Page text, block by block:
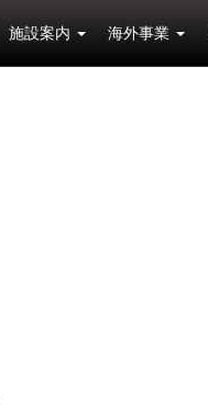
施設案内 海外事業